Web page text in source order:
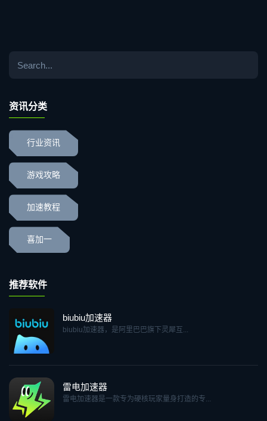
资讯分类
行业资讯
游戏攻略
加速教程
喜加一
推荐软件
biubiu加速器
biubiu加速器，是阿里巴巴旗下灵犀互...
雷电加速器
雷电加速器是一款专为硬核玩家量身打造的专...